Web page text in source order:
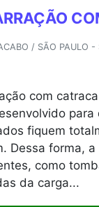
/ SÃO PAULO -
com
para
fiquem
Dessa forma,
como
da carga...